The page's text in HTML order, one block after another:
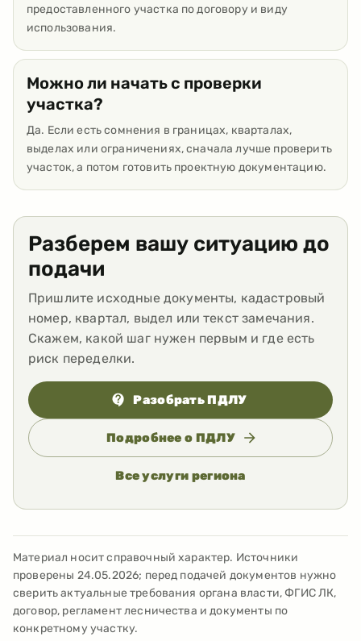
предоставленного участка по договору и виду
использования.
Можно ли начать с проверки
участка?
Да. Если есть сомнения в границах, кварталах,
выделах или ограничениях, сначала лучше проверить
участок, а потом готовить проектную документацию.
Разберем вашу ситуацию до
подачи
Пришлите исходные документы, кадастровый
номер, квартал, выдел или текст замечания.
Скажем, какой шаг нужен первым и где есть
риск переделки.
Разобрать ПДЛУ
Подробнее о ПДЛУ
Все услуги региона
Материал носит справочный характер. Источники
проверены 24.05.2026; перед подачей документов нужно
сверить актуальные требования органа власти, ФГИС ЛК,
договор, регламент лесничества и документы по
конкретному участку.